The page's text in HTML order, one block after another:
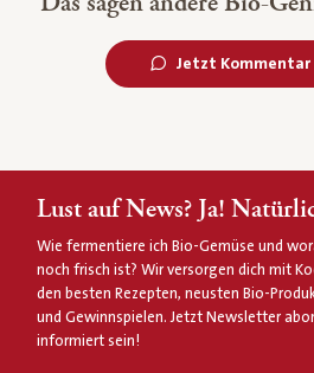
Jetzt Kommentar
Lust auf News? Ja!
Wie fermentiere ich Bio-Gemüse und
noch frisch ist? Wir versorgen dich mit
den besten Rezepten, neusten Bio-
und Gewinnspielen. Jetzt Newsletter
informiert sein!